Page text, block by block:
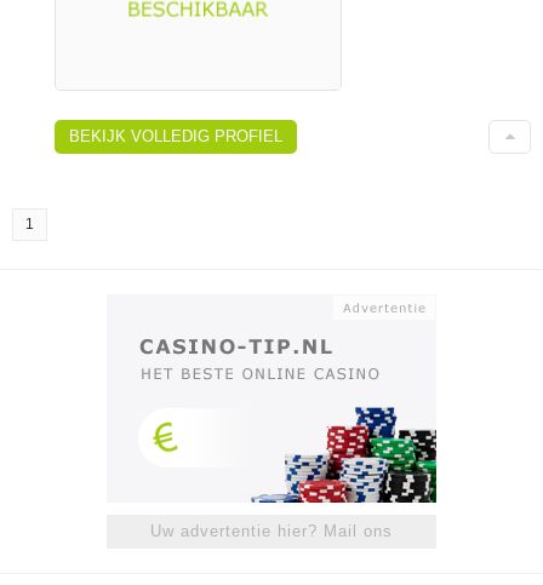
BEKIJK VOLLEDIG PROFIEL
1
Uw advertentie hier? Mail ons